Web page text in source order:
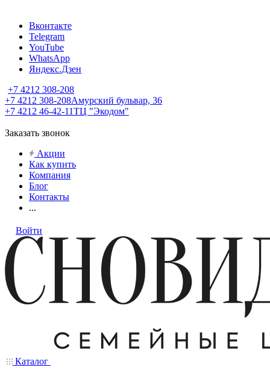
Вконтакте
Telegram
YouTube
WhatsApp
Яндекс.Дзен
+7 4212 308-208
+7 4212 308-208Амурский бульвар, 36
+7 4212 46-42-11ТЦ "Экодом"
Заказать звонок
Акции
Как купить
Компания
Блог
Контакты
...
Войти
Каталог